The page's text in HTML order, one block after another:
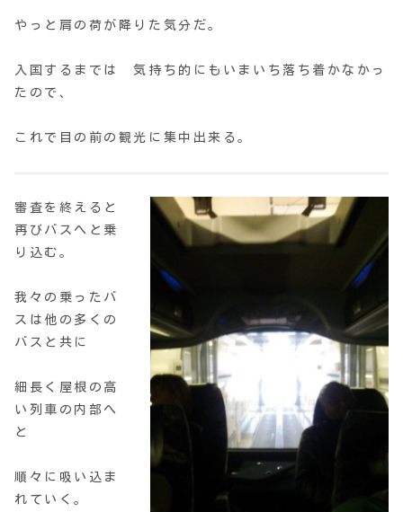
やっと肩の荷が降りた気分だ。
入国するまでは 気持ち的にもいまいち落ち着かなかっ
たので、
これで目の前の観光に集中出来る。
審査を終えると
再びバスへと乗
り込む。
我々の乗ったバ
スは他の多くの
バスと共に
細長く屋根の高
い列車の内部へ
と
順々に吸い込ま
れていく。